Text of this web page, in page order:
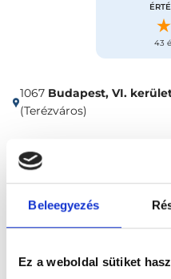
Beleegyezés
Ez a weboldal sütiket
43
1067 Budapest, VI.
(Terézváros)
Időpontfoglalás
Foglalj időpontot
Pszichológia